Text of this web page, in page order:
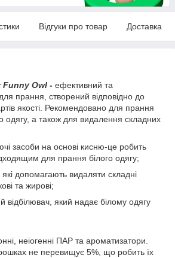
Відгуки про товар Доставка
Owl - ефективний та
прання, створений відповідно до
якості. Рекомендовано для прання
одягу, а також для видалення складних
засоби на основі кисню-це робить
для прання білого одягу;
допомагають видаляти складні
та жирові;
відбілювач, який надає білому одягу
неіогенні ПАР та ароматизатори.
не перевищує 5%, що робить їх